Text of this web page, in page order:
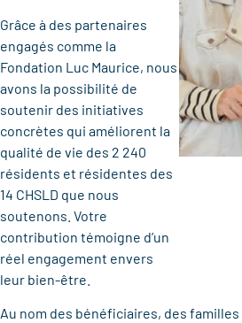
Grâce à des partenaires
engagés comme la
Fondation Luc Maurice, nous
avons la possibilité de
soutenir des initiatives
concrètes qui améliorent la
qualité de vie des 2 240
résidents et résidentes des
14 CHSLD que nous
soutenons. Votre
contribution témoigne d’un
réel engagement envers
leur bien-être.
Au nom des bénéficiaires, des familles